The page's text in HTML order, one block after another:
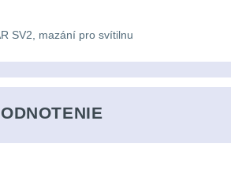
SV2, mazání pro svítilnu